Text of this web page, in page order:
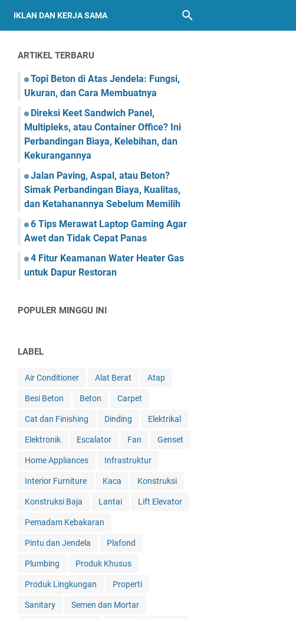
IKLAN DAN KERJA SAMA
ARTIKEL TERBARU
Topi Beton di Atas Jendela: Fungsi,
Ukuran, dan Cara Membuatnya
Direksi Keet Sandwich Panel,
Multipleks, atau Container Office? Ini
Perbandingan Biaya, Kelebihan, dan
Kekurangannya
Jalan Paving, Aspal, atau Beton?
Simak Perbandingan Biaya, Kualitas,
dan Ketahanannya Sebelum Memilih
6 Tips Merawat Laptop Gaming Agar
Awet dan Tidak Cepat Panas
4 Fitur Keamanan Water Heater Gas
untuk Dapur Restoran
POPULER MINGGU INI
LABEL
Air Conditioner Alat Berat Atap
Besi Beton Beton Carpet
Cat dan Finishing Dinding Elektrikal
Elektronik Escalator Fan Genset
Home Appliances Infrastruktur
Interior Furniture Kaca Konstruksi
Konstruksi Baja Lantai Lift Elevator
Pemadam Kebakaran
Pintu dan Jendela Plafond
Plumbing Produk Khusus
Produk Lingkungan Properti
Sanitary Semen dan Mortar